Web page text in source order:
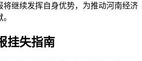
将继续发挥自身优势，为推动河南经济
挂失指南